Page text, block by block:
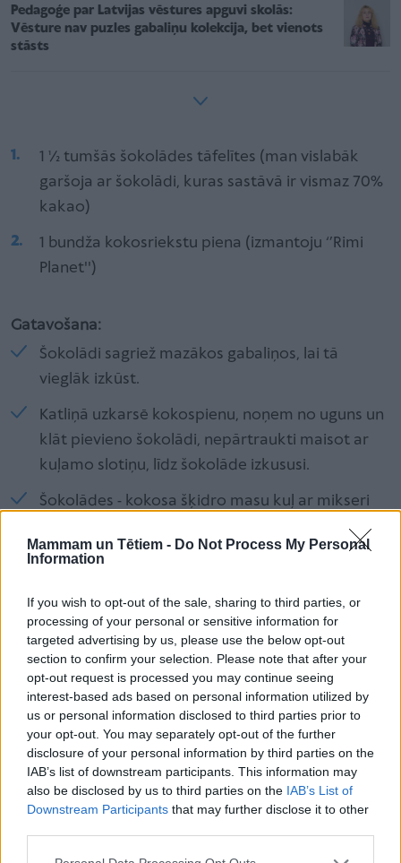
Mammam un Tētiem - Do Not Process My Personal
Information
If you wish to opt-out of the sale, sharing to third parties, or
processing of your personal or sensitive information for
targeted advertising by us, please use the below opt-out
section to confirm your selection. Please note that after your
opt-out request is processed you may continue seeing
interest-based ads based on personal information utilized by
us or personal information disclosed to third parties prior to
your opt-out. You may separately opt-out of the further
disclosure of your personal information by third parties on the
IAB’s list of downstream participants. This information may
also be disclosed by us to third parties on the IAB’s List of
Downstream Participants that may further disclose it to other
Pedagoģe par Latvijas vēstures apguvi skolās:
Vēsture nav puzles gabaliņu kolekcija, bet vienots
stāsts
1 ½ tumšās šokolādes tāfelītes (man vislabāk
garšoja ar šokolādi, kuras sastāvā ir vismaz 70%
kakao)
1 bundža kokosriekstu piena (izmantoju ‘’Rimi
Planet'')
Gatavošana:
Šokolādi sagriež mazākos gabaliņos, lai tā
vieglāk izkūst.
Katliņā uzkarsē kokospienu, noņem no uguns un
klāt pievieno šokolādi, nepārtraukti maisot ar
kuļamo slotiņu, līdz šokolāde izkususi.
Šokolādes - kokosa šķidro masu kuļ ar mikseri
Kad tā jau miksējot padzisusi, liek ledusskapī uz